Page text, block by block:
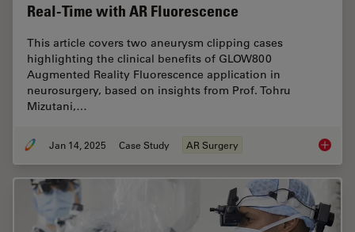
Real-Time with AR Fluorescence
This article covers two aneurysm clipping cases
highlighting the clinical benefits of GLOW800
Augmented Reality Fluorescence application in
neurosurgery, based on insights from Prof. Tohru
Mizutani,…
Jan 14, 2025 Case Study AR Surgery